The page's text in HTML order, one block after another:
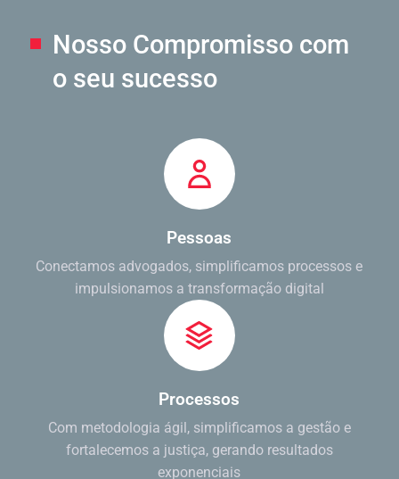
Nosso Compromisso com
o seu sucesso
Pessoas
Conectamos advogados, simplificamos processos e
impulsionamos a transformação digital
Processos
Com metodologia ágil, simplificamos a gestão e
fortalecemos a justiça, gerando resultados
exponenciais